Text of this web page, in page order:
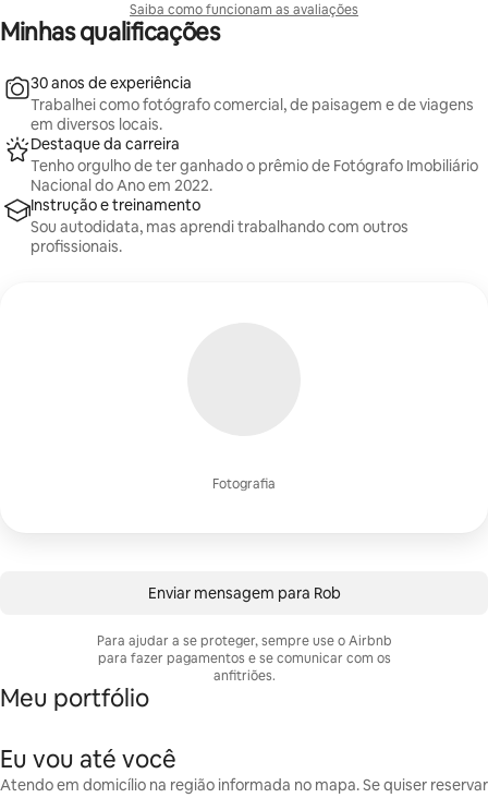
Saiba como funcionam as avaliações
Minhas qualificações
Fotografia
30 anos de experiência
Trabalhei como fotógrafo comercial, de paisagem e de viagens
em diversos locais.
Destaque da carreira
Tenho orgulho de ter ganhado o prêmio de Fotógrafo Imobiliário
Nacional do Ano em 2022.
Instrução e treinamento
Sou autodidata, mas aprendi trabalhando com outros
profissionais.
Enviar mensagem para Rob
Para ajudar a se proteger, sempre use o Airbnb
para fazer pagamentos e se comunicar com os
anfitriões.
Meu portfólio
Eu vou até você
Atendo em domicílio na região informada no mapa. Se quiser reservar